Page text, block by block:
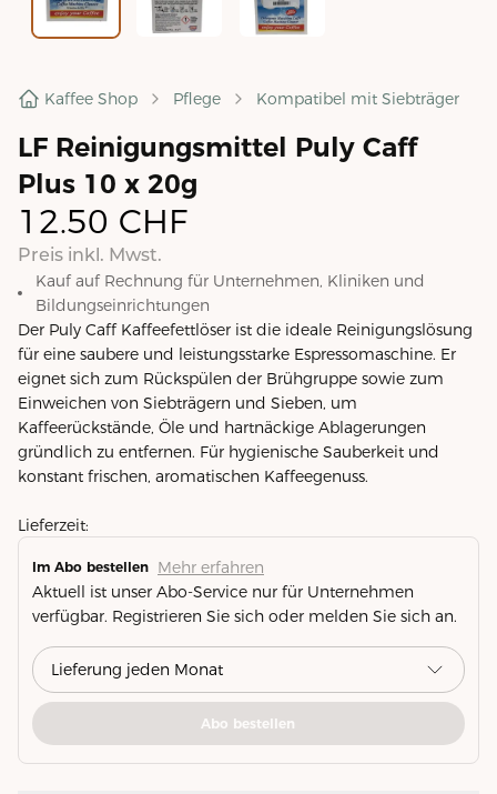
Kaffee Shop Pflege Kompatibel mit Siebträger
LF Reinigungsmittel Puly Caff
Plus 10 x 20g
12.50 CHF
Preis inkl. Mwst.
Kauf auf Rechnung für Unternehmen, Kliniken und
Bildungseinrichtungen
Der Puly Caff Kaffeefettlöser ist die ideale Reinigungslösung
für eine saubere und leistungsstarke Espressomaschine. Er
eignet sich zum Rückspülen der Brühgruppe sowie zum
Einweichen von Siebträgern und Sieben, um
Kaffeerückstände, Öle und hartnäckige Ablagerungen
gründlich zu entfernen. Für hygienische Sauberkeit und
konstant frischen, aromatischen Kaffeegenuss.
Lieferzeit:
Im Abo bestellen Mehr erfahren
Aktuell ist unser Abo-Service nur für Unternehmen
verfügbar. Registrieren Sie sich oder melden Sie sich an.
Abo bestellen